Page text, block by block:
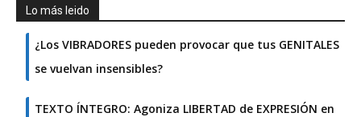
Lo más leido
¿Los VIBRADORES pueden provocar que tus GENITALES
se vuelvan insensibles?
TEXTO ÍNTEGRO: Agoniza LIBERTAD de EXPRESIÓN en